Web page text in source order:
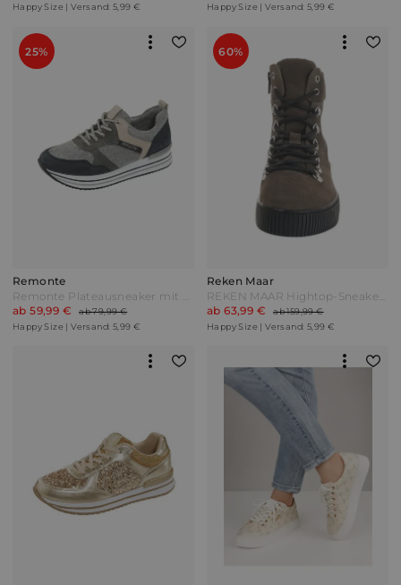
Happy Size | Versand: 5,99 € Happy Size | Versand: 5,99 €
25%
Remonte
Remonte Plateausneaker mit Remonte-Tex Ausstattung Grau/Blau
ab 59,99 €
ab 79,99 €
Happy Size | Versand: 5,99 €
60%
Reken Maar
REKEN MAAR Hightop-Sneaker Dunkelbraun
ab 63,99 €
ab 159,99 €
Happy Size | Versand: 5,99 €